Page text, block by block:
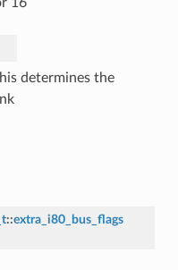
determines the
::extra_i80_bus_flags